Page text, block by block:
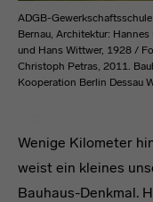
Wenige Kilometer
weist ein kleines
Bauhaus-Denkmal.
ADGB-
Bernau, Architektur: Hannes
und Hans Wittwer, 1928 /
Christoph Petras, 2011.
Kooperation Berlin Dessau